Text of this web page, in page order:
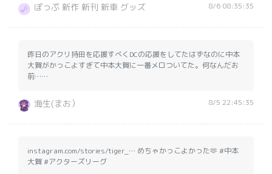
ぽっぷ 新作 新刊 新車 グッズ 8/6 08:35:35
昨日のアクリ持田を応援すべくDCの応援をしてたはずなのに中本
大賀がかっこよすぎて中本大賀に一番メロついてた。何なんだお
前……
海生(まお） 8/5 22:45:35
instagram.com/stories/tiger_… めちゃかっこよかった🫶 #中本
大賀 #アクターズリーグ